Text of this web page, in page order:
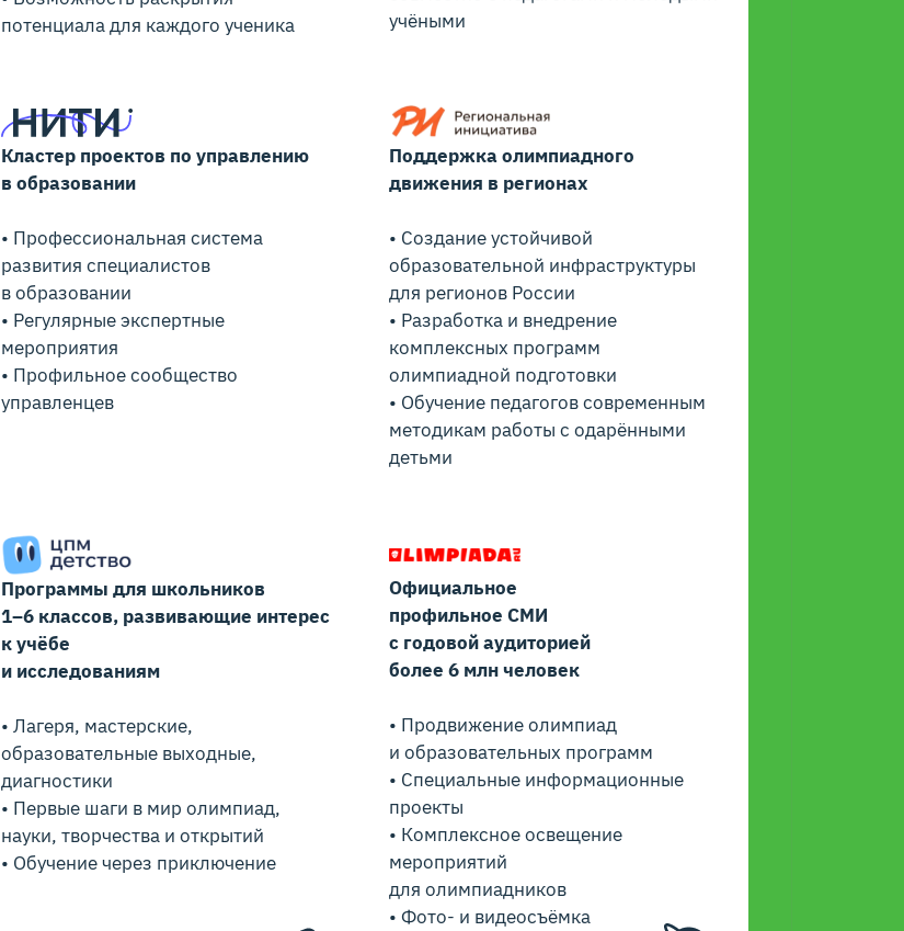
потенциала для каждого ученика
учёными
Кластер проектов по управлению
в образовании
• Профессиональная система
развития специалистов
в образовании
• Регулярные экспертные
мероприятия
• Профильное сообщество
управленцев
Поддержка олимпиадного
движения в регионах
• Создание устойчивой
образовательной инфраструктуры
для регионов России
• Разработка и внедрение
комплексных программ
олимпиадной подготовки
• Обучение педагогов современным
методикам работы с одарёнными
детьми
Программы для школьников
1–6 классов, развивающие интерес
к учёбе
и исследованиям
• Лагеря, мастерские,
образовательные выходные,
диагностики
• Первые шаги в мир олимпиад,
науки, творчества и открытий
• Обучение через приключение
Официальное
профильное СМИ
с годовой аудиторией
более 6 млн человек
• Продвижение олимпиад
и образовательных программ
• Специальные информационные
проекты
• Комплексное освещение
мероприятий
для олимпиадников
• Фото- и видеосъёмка